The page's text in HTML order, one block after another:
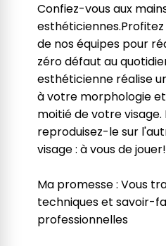
Confiez-vous aux
de nos équipes pour
zéro défaut au
esthéticienne réalise
à votre morphologie
moitié de votre visage.
reproduisez-le sur
visage : à vous de jouer!
Ma promesse : Vous
techniques et savoir-
professionnelles